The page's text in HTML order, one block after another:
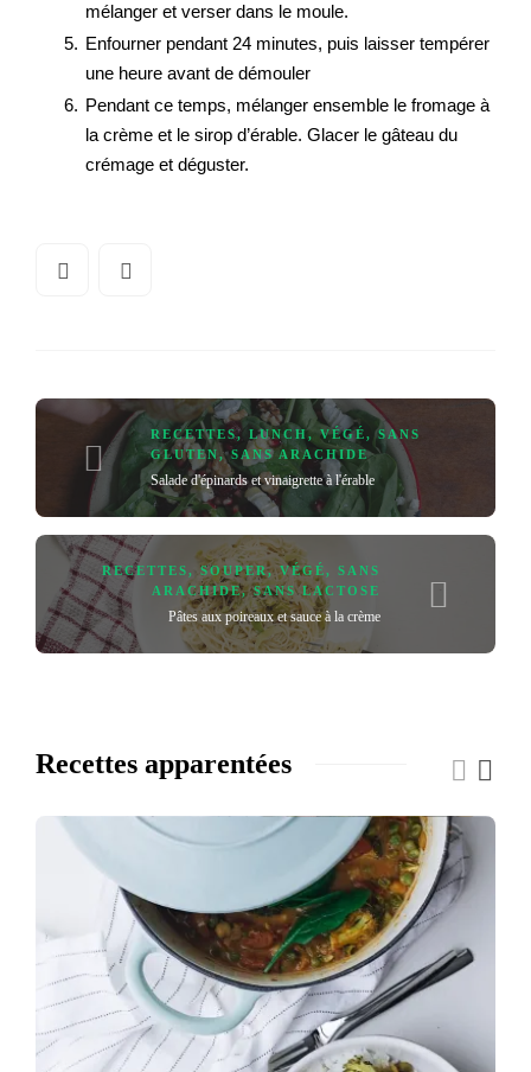
mélanger et verser dans le moule.
Enfourner pendant 24 minutes, puis laisser tempérer
une heure avant de démouler
Pendant ce temps, mélanger ensemble le fromage à
la crème et le sirop d’érable. Glacer le gâteau du
crémage et déguster.
RECETTES, LUNCH, VÉGÉ,SANS
GLUTEN,SANS ARACHIDE
Salade d'épinards et vinaigrette à l'érable
RECETTES, SOUPER,VÉGÉ, SANS
ARACHIDE,SANS LACTOSE
Pâtes aux poireaux et sauce à la crème
Recettes apparentées